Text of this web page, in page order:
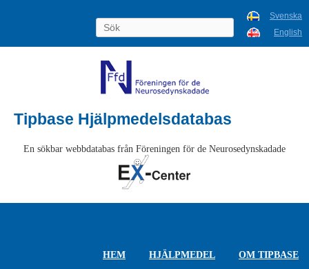
Svenska
English
Tipbase Hjälpmedelsdatabas
En sökbar webbdatabas från Föreningen för de Neurosedynskadade
HEM HJÄLPMEDEL OM TIPBASE